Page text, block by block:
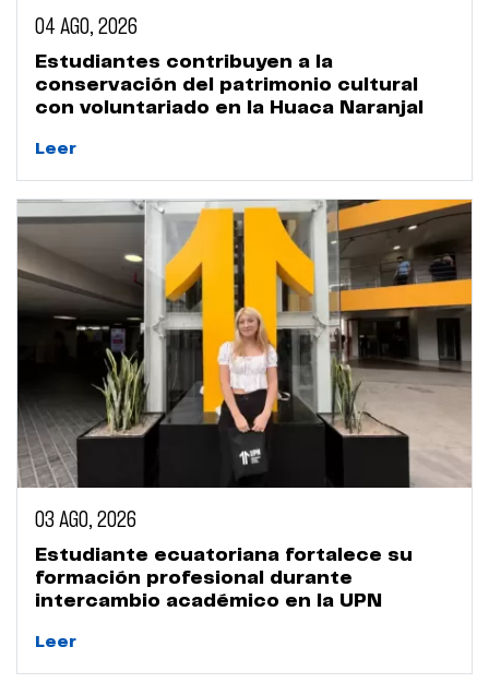
04 AGO, 2026
Estudiantes contribuyen a la
conservación del patrimonio cultural
con voluntariado en la Huaca Naranjal
Leer
03 AGO, 2026
Estudiante ecuatoriana fortalece su
formación profesional durante
intercambio académico en la UPN
Leer